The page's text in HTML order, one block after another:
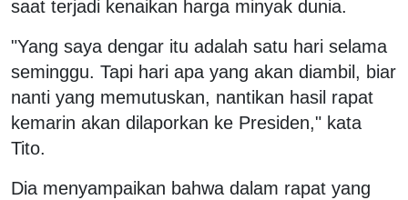
saat terjadi kenaikan harga minyak dunia.
"Yang saya dengar itu adalah satu hari selama
seminggu. Tapi hari apa yang akan diambil, biar
nanti yang memutuskan, nantikan hasil rapat
kemarin akan dilaporkan ke Presiden," kata
Tito.
Dia menyampaikan bahwa dalam rapat yang